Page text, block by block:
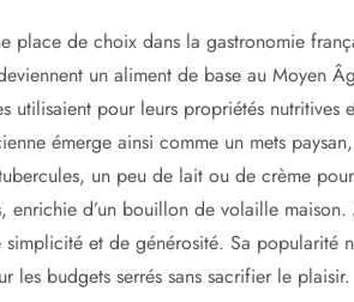
place de choix dans la gastronomie
un aliment de base au Moyen
utilisaient pour leurs propriétés
émerge ainsi comme un mets
un peu de lait ou de crème
enrichie d’un bouillon de volaille
simplicité et de générosité. Sa
les budgets serrés sans sacrifier le plaisir.